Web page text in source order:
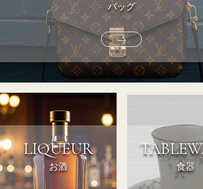
バッグ
LIQUEUR
お酒 食器